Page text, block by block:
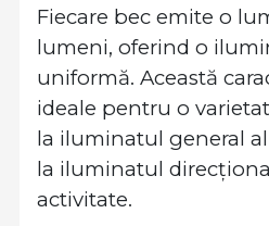
Fiecare bec emite o
lumeni, oferind o
uniformă. Această
ideale pentru o
la iluminatul general
la iluminatul
activitate.